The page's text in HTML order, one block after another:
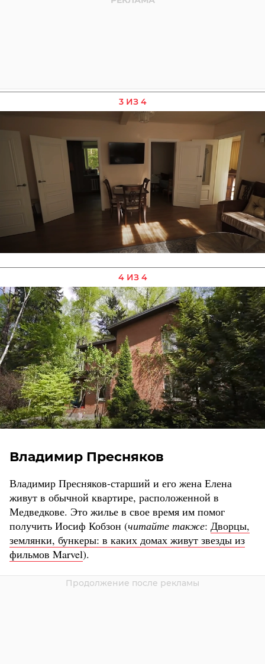
3 ИЗ 4
4 ИЗ 4
Владимир Пресняков
Владимир Пресняков-старший и его жена Елена
живут в обычной квартире, расположенной в
Медведкове. Это жилье в свое время им помог
получить Иосиф Кобзон (читайте также: Дворцы,
землянки, бункеры: в каких домах живут звезды из
фильмов Marvel).